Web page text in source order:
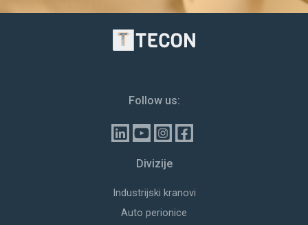
Follow us:
Divizije
Industrijski kranovi
Auto perionice